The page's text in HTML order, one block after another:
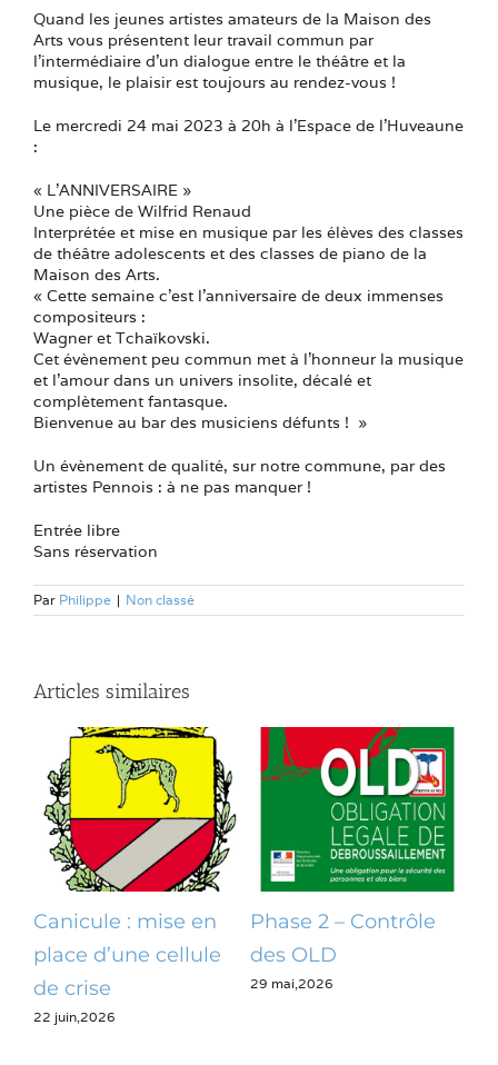
Quand les jeunes artistes amateurs de la Maison des
Arts vous présentent leur travail commun par
l’intermédiaire d’un dialogue entre le théâtre et la
musique, le plaisir est toujours au rendez-vous !
Le mercredi 24 mai 2023 à 20h à l’Espace de l’Huveaune
:
« L’ANNIVERSAIRE »
Une pièce de Wilfrid Renaud
Interprétée et mise en musique par les élèves des classes
de théâtre adolescents et des classes de piano de la
Maison des Arts.
« Cette semaine c’est l’anniversaire de deux immenses
compositeurs :
Wagner et Tchaïkovski.
Cet évènement peu commun met à l’honneur la musique
et l’amour dans un univers insolite, décalé et
complètement fantasque.
Bienvenue au bar des musiciens défunts ! »
Un évènement de qualité, sur notre commune, par des
artistes Pennois : à ne pas manquer !
Entrée libre
Sans réservation
Par Philippe | Non classé
Articles similaires
Canicule : mise en
place d’une cellule
de crise
22 juin,2026
Phase 2 – Contrôle
des OLD
29 mai,2026